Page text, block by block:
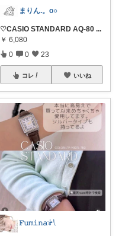
まりん.。o○
♡CASIO STANDARD AQ-80 ...
￥ 6,080
0 0 23
コレ いいね
𝙵𝚞𝚖𝚒𝚗𝚊𓍯